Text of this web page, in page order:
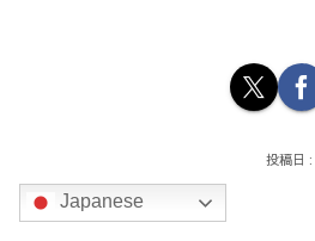
Japanese